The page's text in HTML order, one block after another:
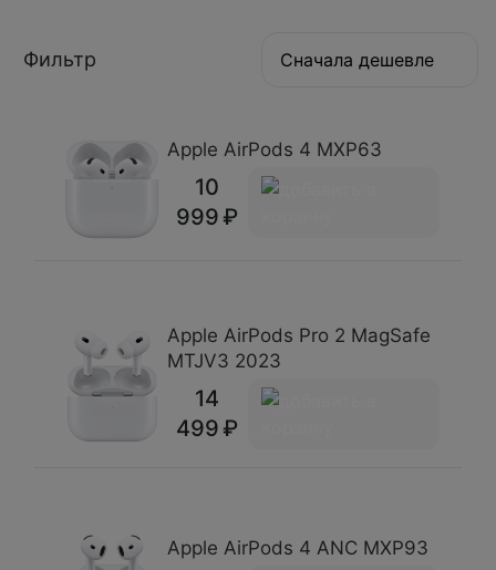
Фильтр Сначала дешевле
Apple AirPods 4 MXP63
10
999
Apple AirPods Pro 2 MagSafe
MTJV3 2023
14
499
Apple AirPods 4 ANC MXP93